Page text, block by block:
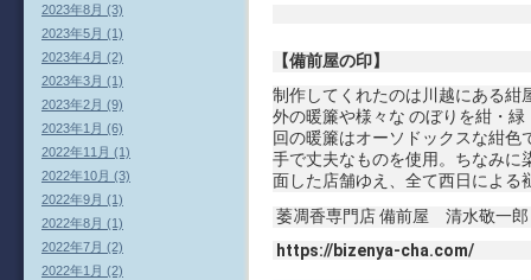
【備前屋の印】
制作してくれたのは川越にある紺
外の暖簾や様々な のぼりを紺・
回の暖簾はオーソドックスな紺
手で丈夫なものを使用。ちなみに
面した店舗ゆえ、全て西日による
萎凋香専門店 備前屋 清水敬一郎
https://bizenya-cha.com/
2023年8月 (3)
2023年5月 (1)
2023年4月 (2)
2023年3月 (1)
2023年2月 (9)
2023年1月 (6)
2022年11月 (1)
2022年10月 (3)
2022年9月 (1)
2022年8月 (1)
2022年7月 (2)
2022年1月 (2)